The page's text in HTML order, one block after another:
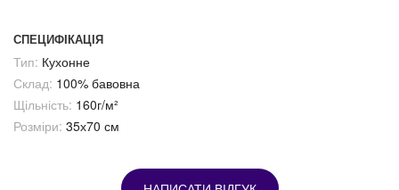
СПЕЦИФІКАЦІЯ
Тип: Кухонне
Склад: 100% бавовна
Щільність: 160г/м²
Розміри: 35х70 см